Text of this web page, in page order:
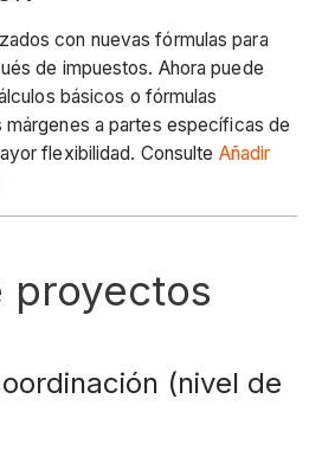
con nuevas fórmulas para
de impuestos. Ahora puede
básicos o fórmulas
a partes específicas de
flexibilidad. Consulte Añadir
proyectos
(nivel de